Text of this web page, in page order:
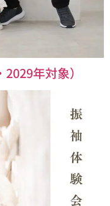
年対象）